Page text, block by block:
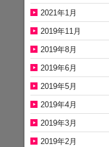
2021年1月
2019年11月
2019年8月
2019年6月
2019年5月
2019年4月
2019年3月
2019年2月